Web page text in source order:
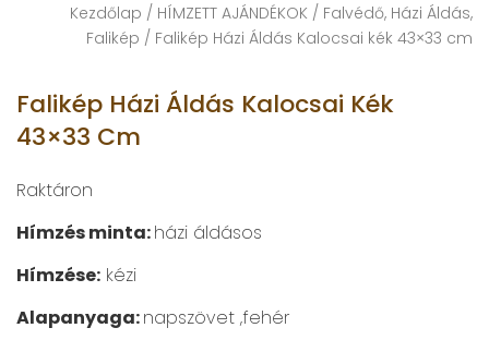
Kezdőlap / HÍMZETT AJÁNDÉKOK / Falvédő, Házi Áldás,
Falikép / Falikép Házi Áldás Kalocsai kék 43×33 cm
Falikép Házi Áldás Kalocsai Kék
43×33 Cm
Raktáron
Hímzés minta:házi áldásos
Hímzése: kézi​
Alapanyaga:napszövet ,fehér